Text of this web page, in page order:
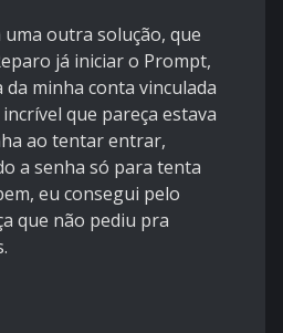
outra solução, que
já iniciar o Prompt,
da minha conta vinculada
que pareça estava
ao tentar entrar,
a senha só para tenta
eu consegui pelo
que não pediu pra